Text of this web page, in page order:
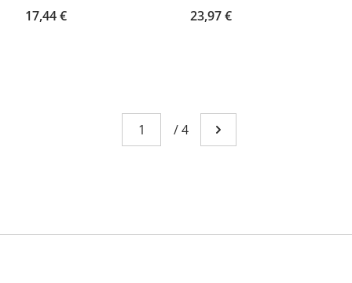
17,44 €
23,97 €
Sivu
You're currently reading page 1
/4 Mene seuraavalle